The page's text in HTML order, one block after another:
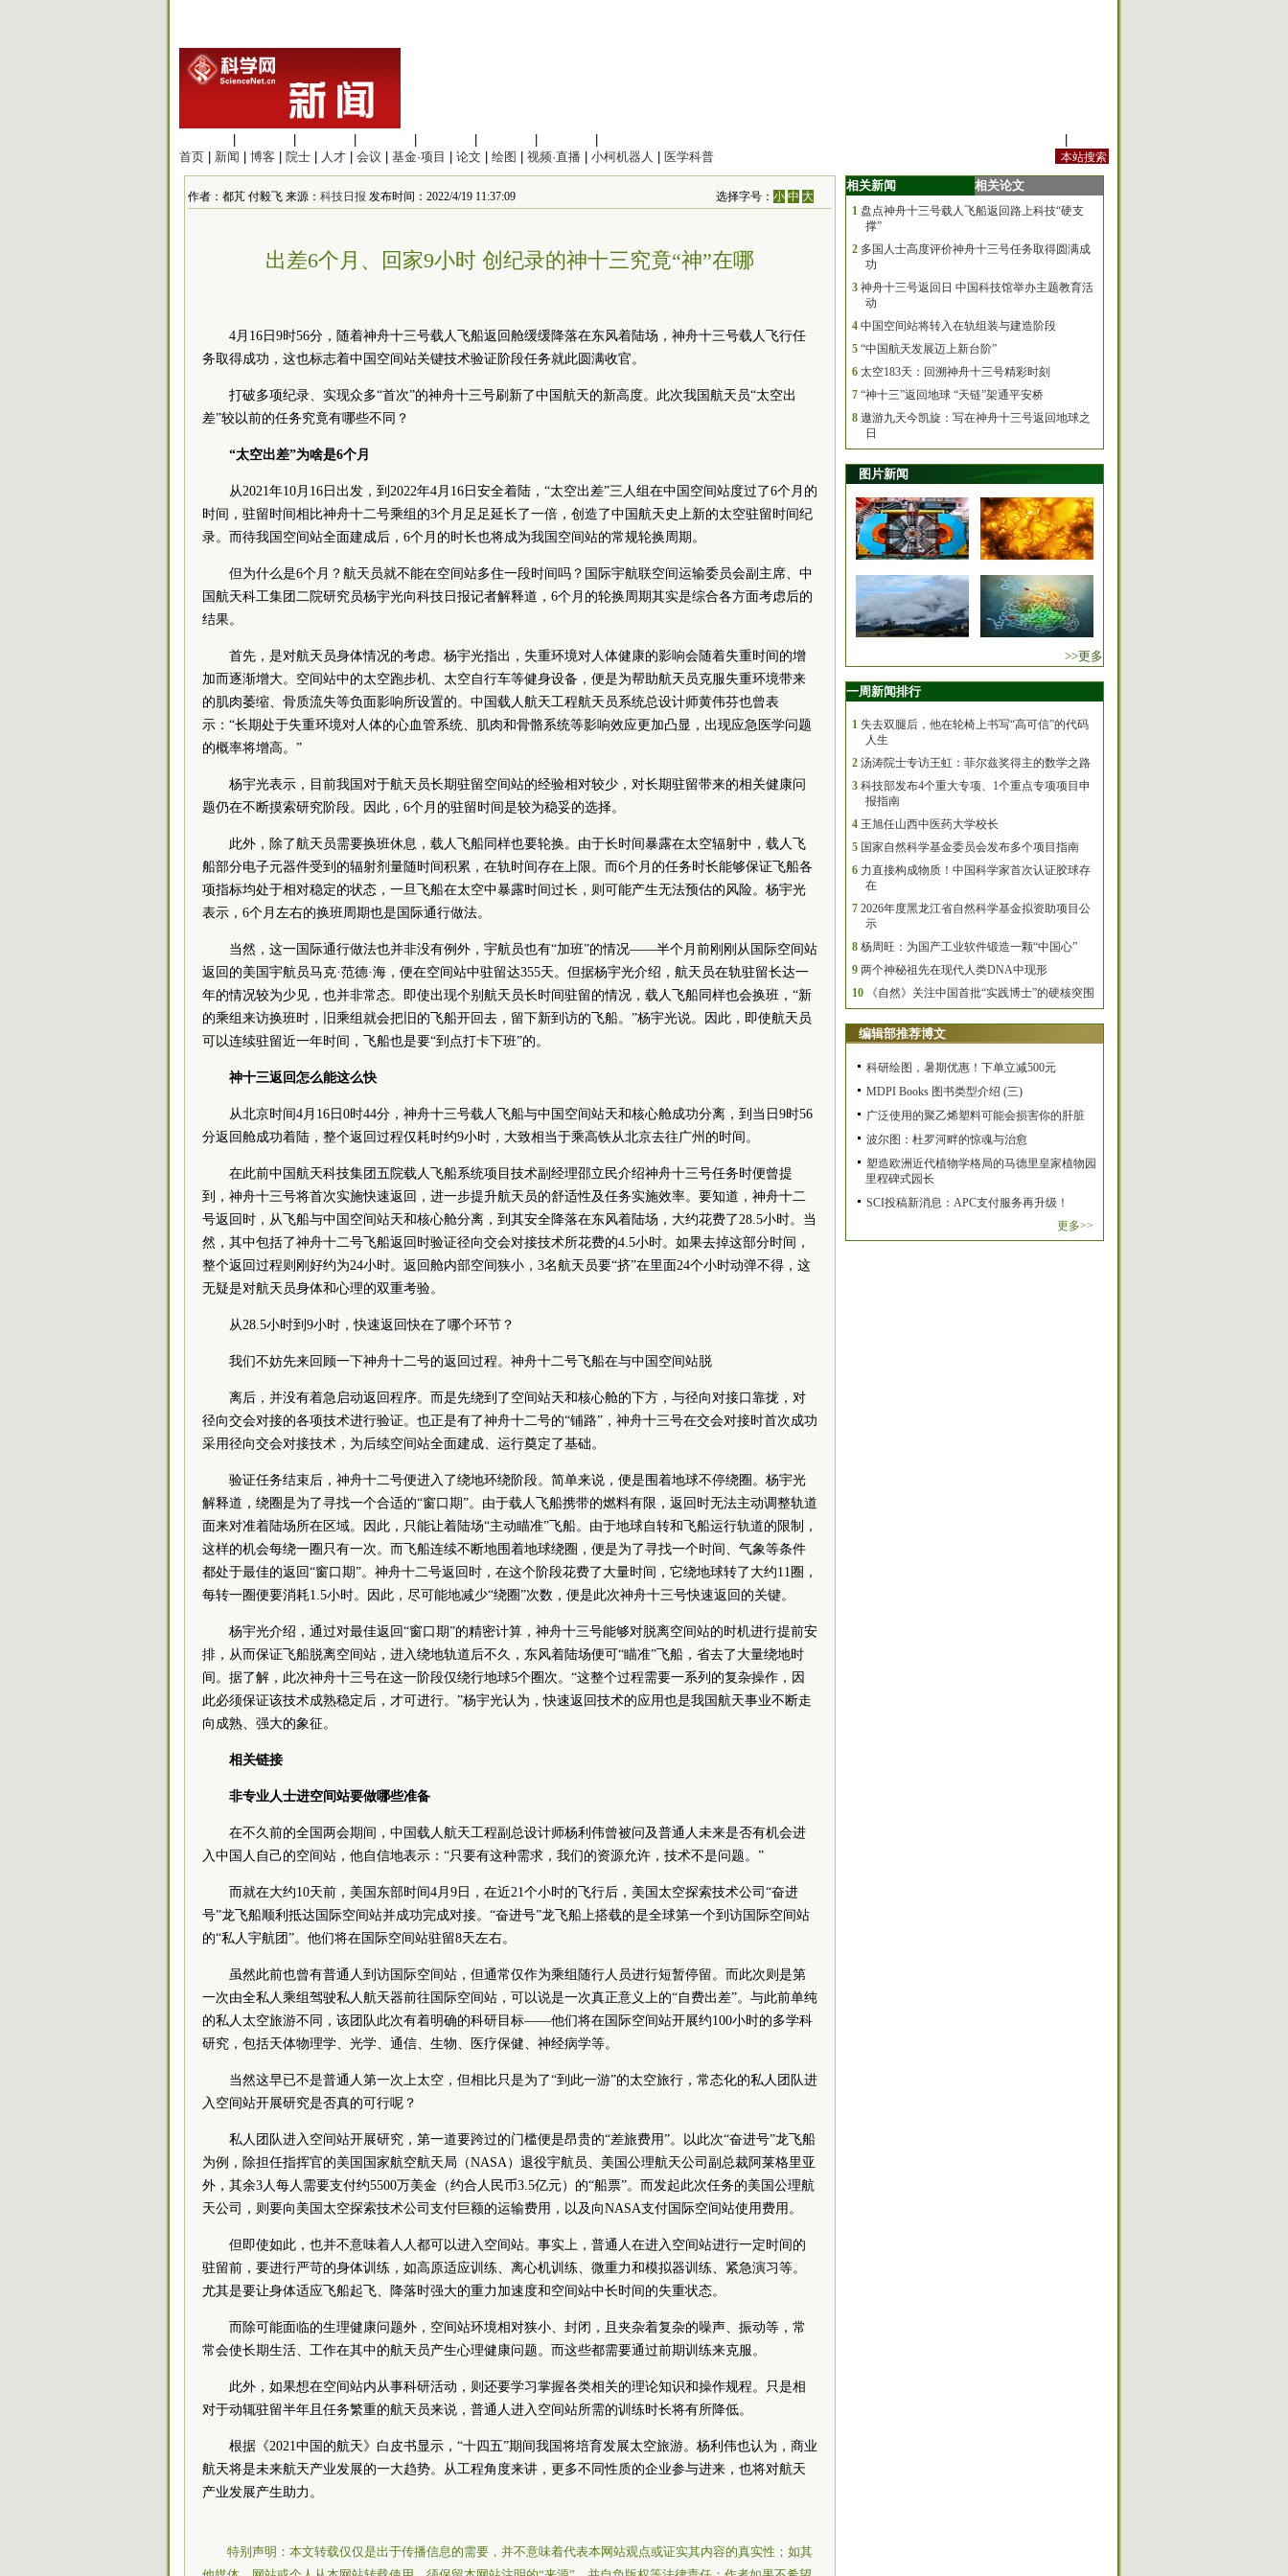
首页
新闻 博客 院士 人才 会议 基金·项目 论文 绘图 视频·直播 小柯机器人 医学科普
作者：都芃 付毅飞 来源： 科技日报 发布时间：2022/4/19 11:37:09 选择字号：小 中 大
出差6个月、回家9小时 创纪录的神十三究竟“神”在哪
4月16日9时56分，随着神舟十三号载人飞船返回舱缓缓降落在东风着陆场，神舟十三号载人飞行任
务取得成功，这也标志着中国空间站关键技术验证阶段任务就此圆满收官。
打破多项纪录、实现众多“首次”的神舟十三号刷新了中国航天的新高度。此次我国航天员“太空出
差”较以前的任务究竟有哪些不同？
“太空出差”为啥是6个月
从2021年10月16日出发，到2022年4月16日安全着陆，“太空出差”三人组在中国空间站度过了6个月的
时间，驻留时间相比神舟十二号乘组的3个月足足延长了一倍，创造了中国航天史上新的太空驻留时间纪
录。而待我国空间站全面建成后，6个月的时长也将成为我国空间站的常规轮换周期。
但为什么是6个月？航天员就不能在空间站多住一段时间吗？国际宇航联空间运输委员会副 主席、中
国航天科工集团二院研究员杨宇光向科技日报记者解释道，6个月的轮换周期其实是综合各方面考虑后的
结果。
首先，是对航天员身体情况的考虑。杨宇光指出，失重环境对人体健康的影响会随着失重时间的增
加而逐渐增大。空间站中的太空跑步机、太空自行车等健身设备，便是为帮助航天员克服失重环境带来
的肌肉萎缩、骨质流失等负面影响所设置的。中国载人航天工程航天员系统总设计师黄伟芬也曾表
示：“长期处于失重环境对人体的心血管系统、肌肉和骨骼系统等影响效应更加凸显，出现应急医学问题
的概率将增高。”
杨宇光表示，目前我国对于航天员长期驻留空间站的经验相对较少，对长期驻留带来的相关健康问
题仍在不断摸索研究阶段。因此，6个月的驻留时间是较为稳妥的选择。
此外，除了航天员需要换班休息，载人飞船同样也要轮换。由于长时间暴露在太空辐射中，载人飞
船部分电子元器件受到的辐射剂量随时间积累，在轨时间存在上限。而6个月的任务时长能够保证飞船各
项指标均处于相对稳定的状态，一旦飞船在太空中暴露时间过长，则可能产生无法预估的风险。杨宇光
表示，6个月左右的换班周期也是国际通行做法。
当然，这一国际通行做法也并非没有例外，宇航员也有“加班”的情况——半个月前刚刚从国际空间站
返回的美国宇航员马克·范德·海，便在空间站中驻留达355天。但据杨宇光介绍，航天员在轨驻留长达一
年的情况较为少见，也并非常态。即使出现个别航天员长时间驻留的情况，载人飞船同样也会换班，“新
的乘组来访换班时，旧乘组就会把旧的飞船开回去，留下新到访的飞船。”杨宇光说。因此，即使航天员
可以连续驻留近一年时间，飞船也是要“到点打卡下班”的。
神十三返回怎么能这么快
从北京时间4月16日0时44分，神舟十三号载人飞船与中国空间站天和核心舱成功分离，到当日9时56
分返回舱成功着陆，整个返回过程仅耗时约9小时，大致相当于乘高铁从北京去往广州的时间。
在此前中国航天科技集团五院载人飞船系统项目技术副经理邵立民介绍神舟十三号任务时便曾提
到，神舟十三号将首次实施快速返回，进一步提升航天员的舒适性及任务实施效率。要知道，神舟十二
号返回时，从飞船与中国空间站天和核心舱分离，到其安全降落在东风着陆场，大约花费了28.5小时。当
然，其中包括了神舟十二号飞船返回时验证径向交会对接技术所花费的4.5小时。如果去掉这部分时间，
整个返回过程则刚好约为24小时。返回舱内部空间狭小，3名航天员要“挤”在里面24个小时动弹不得，这
无疑是对航天员身体和心理的双重考验。
从28.5小时到9小时，快速返回快在了哪个环节？
我们不妨先来回顾一下神舟十二号的返回过程。神舟十二号飞船在与中国空间站脱
离后，并没有着急启动返回程序。而是先绕到了空间站天和核心舱的下方，与径向对接口靠拢，对
径向交会对接的各项技术进行验证。也正是有了神舟十二号的“铺路”，神舟十三号在交会对接时首次成功
采用径向交会对接技术，为后续空间站全面建成、运行奠定了基础。
验证任务结束后，神舟十二号便进入了绕地环绕阶段。简单来说，便是围着地球不停绕圈。杨宇光
解释道，绕圈是为了寻找一个合适的“窗口期”。由于载人飞船携带的燃料有限，返回时无法主动调整轨道
面来对准着陆场所在区域。因此，只能让着陆场“主动瞄准”飞船。由于地球自转和飞船运行轨道的限制，
这样的机会每绕一圈只有一次。而飞船连续不断地围着地球绕圈，便是为了寻找一个时间、气象等条件
都处于最佳的返回“窗口期”。神舟十二号返回时，在这个阶段花费了大量时间，它绕地球转了大约11圈，
每转一圈便要消耗1.5小时。因此，尽可能地减少“绕圈”次数，便是此次神舟十三号快速返回的关键。
杨宇光介绍，通过对最佳返回“窗口期”的精密计算，神舟十三号能够对脱离空间站的时机进行提前安
排，从而保证飞船脱离空间站，进入绕地轨道后不久，东风着陆场便可“瞄准”飞船，省去了大量绕地时
间。据了解，此次神舟十三号在这一阶段仅绕行地球5个圈次。“这整个过程需要一系列的复杂操作，因
此必须保证该技术成熟稳定后，才可进行。”杨宇光认为，快速返回技术的应用也是我国航天事业不断走
向成熟、强大的象征。
相关链接
非专业人士进空间站要做哪些准备
在不久前的全国 两会期间，中国载人航天工程副总设计师杨利伟曾被问及普通人未来是否有机会进
入中国人自己的空间站，他自信地表示：“只要有这种需求，我们的资源允许，技术不是问题。”
而就在大约10天前，美国东部时间4月9日，在近21个小时的飞行后，美国太空探索技术公司“奋进
号”龙飞船顺利抵达国际空间站并成功完成对接。“奋进号”龙飞船上搭载的是全球第一个到访国际空间站
的“私人宇航团”。他们将在国际空间站驻留8天左右。
虽然此前也曾有普通人到访国际空间站，但通常仅作为乘组随行人员进行短暂停留。而此次则是第
一次由全私人乘组驾驶私人航天器前往国际空间站，可以说是一次真正意义上的“自费出差”。与此前单纯
的私人太空旅游不同，该团队此次有着明确的科研目标——他们将在国际空间站开展约100小时的多学科
研究，包括天体物理学、光学、通信、生物、医疗保健、神经病学等。
当然这早已不是普通人第一次上太空，但相比只是为了“到此一游”的太空旅行，常态化的私人团队进
入空间站开展研究是否真的可行呢？
私人团队进入空间站开展研究，第一道要跨过的门槛便是昂贵的“差旅费用”。以此次“奋进号”龙飞船
为例，除担任指挥官的美国国家航空航天局（NASA）退役宇航员、美国公理航天公司副总裁阿莱格里亚
外，其余3人每人需要支付约5500万美金（约合人民币3.5亿元）的“船票”。而发起此次任务的美国公理航
天公司，则要向美国太空探索技术公司支付巨额的运输费用，以及向NASA支付国际空间站使用费用。
但即使如此，也并不意味着人人都可以进入空间站。事实上，普通人在进入空间站进行一定时间的
驻留前，要进行严苛的身体训练，如高原适应训练、离心机训练、微重力和模拟器训练、紧急演习等。
尤其是要让身体适应飞船起飞、降落时强大的重力加速度和空间站中长时间的失重状态。
而除可能面临的生理健康问题外，空间站环境相对狭小、封闭，且夹杂着复杂的噪声、振动等，常
常会使长期生活、工作在其中的航天员产生心理健康问题。而这些都需要通过前期训练来克服。
此外，如果想在空间站内从事科研活动，则还要学习掌握各类相关的理论知识和操作规程。只是相
对于动辄驻留半年且任务繁重的航天员来说，普通人进入空间站所需的训练时长将有所降低。
根据《2021中国的航天》白皮书显示，“十四五”期间我国将培育发展太空旅游。杨利伟也认为，商业
航天将是未来航天产业发展的一大趋势。从工程角度来讲，更多不同性质的企业参与进来，也将对航天
产业发展产生助力。
特别声明：本文转载仅仅是出于传播信息的需要，并不意味着代表本网站观点或证实其内容的真实性；如其
相关新闻 相关论文
1 盘点神舟十三号载人飞船返回路上科技“硬支
撑”
2 多国人士高度评价神舟十三号任务取得圆满成
功
3 神舟十三号返回日 中国科技馆举办主题教育活
动
4 中国空间站将转入在轨组装与建造阶段
5 “中国航天发展迈上新台阶”
6 太空183天：回溯神舟十三号精彩时刻
7 “神十三”返回地球 “天链”架通平安桥
8 遨游九天今凯旋：写在神舟十三号返回地球之
日
图片新闻
>>更多
一周新闻排行
1 失去双腿后，他在轮椅上书写“高可信”的代码
人生
2 汤涛院士专访王虹：菲尔兹奖得主的数学之路
3 科技部发布4个重大专项、1个重点专项项目申
报指南
4 王旭任山西中医药大学校长
5 国家自然科学基金委员会发布多个项目指南
6 力直接构成物质！中国科学家首次认证胶球存
在
7 2026年度黑龙江省自然科学基金拟资助项目公
示
8 杨周旺：为国产工业软件锻造一颗“中国心”
9 两个神秘祖先在现代人类DNA中现形
10
《自然》关注中国首批“实践博士”的硬核突围
编辑部推荐博文
科研绘图，暑期优惠！下单立减500元
MDPI Books 图书类型介绍 (三)
广泛使用的聚乙烯塑料可能会损害你的肝脏
波尔图：杜罗河畔的惊魂与治愈
塑造欧洲近代植物学格局的马德里皇家植物园
里程碑式园长
SCI投稿新消息：APC支付服务再升级！
更多>>